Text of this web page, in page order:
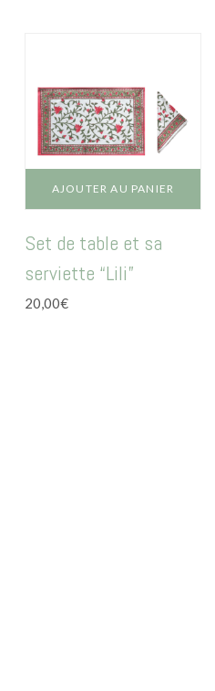
AJOUTER AU PANIER
Set de table et sa
serviette “Lili”
20,00€